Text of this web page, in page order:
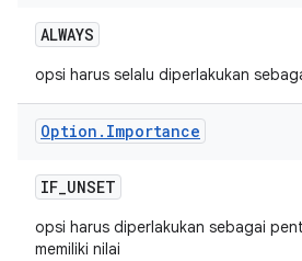
ALWAYS
opsi harus selalu diperlakukan
Option . Importance
IF_UNSET
opsi harus diperlakukan sebagai
memiliki nilai